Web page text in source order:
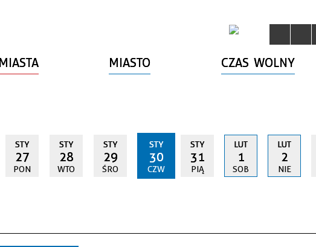
MIASTO CZAS WOLNY
STY
27
PON
STY
28
WTO
STY
29
ŚRO
STY
30
CZW
STY
31
PIĄ
LUT
1
SOB
LUT
2
NIE